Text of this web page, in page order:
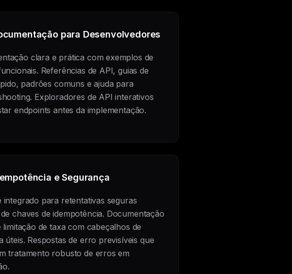
para Desenvolvedores
clara e prática com exemplos de
Referências de API, guias de
padrões comuns e ajuda para
Exploradores de API interativos
endpoints antes da implementação.
e Segurança
integrado para retentativas seguras
chaves de idempotência. Documentação
limitação de taxa com cabeçalhos de
úteis. Respostas de erro previsíveis que
tratamento robusto de erros em